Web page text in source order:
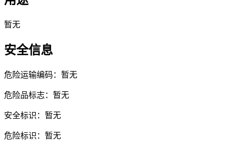
暂无
安全信息
危险运输编码：暂无
危险品标志：暂无
安全标识：暂无
危险标识：暂无